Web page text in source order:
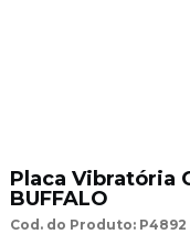
Placa Vibratória
BUFFALO
Cod. do Produto: P4892